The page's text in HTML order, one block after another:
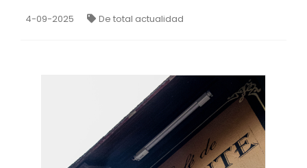
4-09-2025 De total actualidad